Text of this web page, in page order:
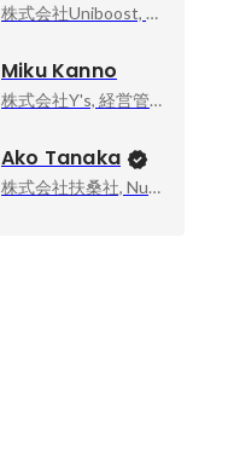
株式会社Uniboost, 代表取締役
Miku Kanno
株式会社Y's, 経営管理室
Ako Tanaka
株式会社扶桑社, Numéro TOKYO編集長